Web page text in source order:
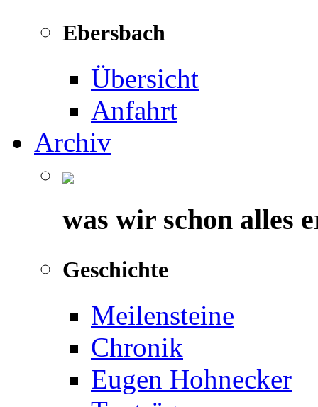
Ebersbach
Übersicht
Anfahrt
Archiv
was wir schon alles
Geschichte
Meilensteine
Chronik
Eugen Hohnecker